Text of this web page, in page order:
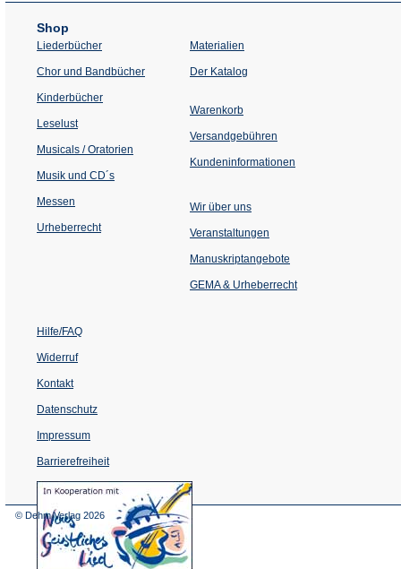
Shop
Liederbücher
Chor und Bandbücher
Kinderbücher
Leselust
Musicals / Oratorien
Musik und CD´s
Messen
Urheberrecht
Materialien
Der Katalog
Warenkorb
Versandgebühren
Kundeninformationen
Wir über uns
Veranstaltungen
einem
Tab)
Manuskriptangebote
GEMA & Urheberrecht
Hilfe/FAQ
Widerruf
Kontakt
Datenschutz
Impressum
Barrierefreiheit
(Öffnet
in
© Dehm Verlag 2026